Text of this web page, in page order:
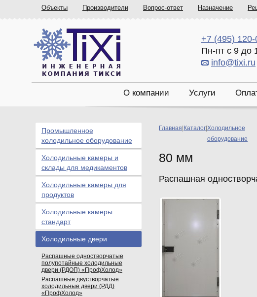
Объекты Производители Вопрос-ответ Назначение
+7 (495)
Пн-пт с 9 до
info@tixi.ru
О компании Услуги
Главная Каталог Холодильное
оборудование
80 мм
Распашная
Промышленное
холодильное оборудование
Холодильные камеры и
склады для медикаментов
Холодильные камеры для
продуктов
Холодильные камеры
стандарт
Холодильные двери
Распашные одностворчатые
полупотайные холодильные
двери (РДОП) «ПрофХолод»
Распашные двустворчатые
холодильные двери (РДД)
«ПрофХолод»